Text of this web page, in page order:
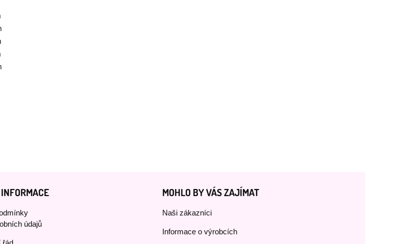
údajů
MOHLO BY VÁS ZAJÍMAT
Naši zákazníci
Informace o výrobcích